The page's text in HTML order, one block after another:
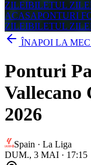
ZILEIBILETUL
ACASAPONTURI
ZILEIBILETUL
ÎNAPOI LA
Ponturi
Vallecano
2026
Spain · La Liga
DUM., 3 MAI · 17:15